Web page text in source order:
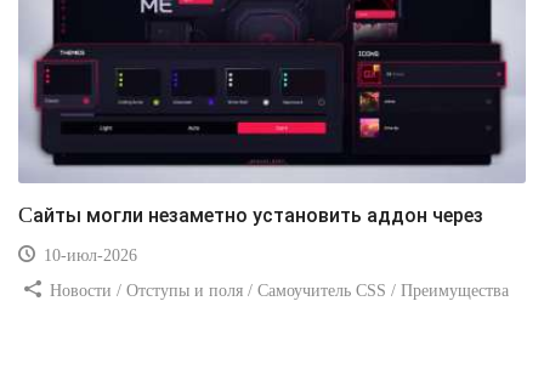
Сайты могли незаметно установить аддон через
10-июл-2026
Новости / Отступы и поля / Самоучитель CSS / Преимущества